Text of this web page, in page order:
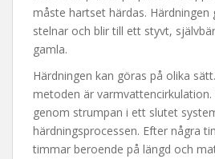
måste hartset härdas.
stelnar och blir till ett styvt,
gamla.
Härdningen kan göras på olika
metoden är
genom strumpan i ett slutet
härdningsprocessen. Efter några
timmar beroende på längd och